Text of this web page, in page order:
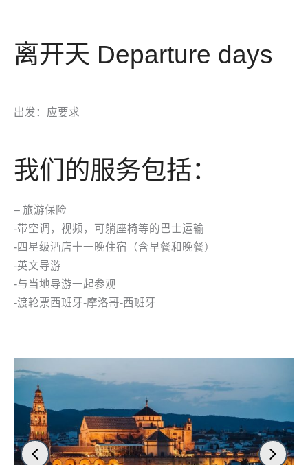
离开天 Departure days
出发：应要求
我们的服务包括：
– 旅游保险
-带空调，视频，可躺座椅等的巴士运输
-四星级酒店十一晚住宿（含早餐和晚餐）
-英文导游
-与当地导游一起参观
-渡轮票西班牙-摩洛哥-西班牙